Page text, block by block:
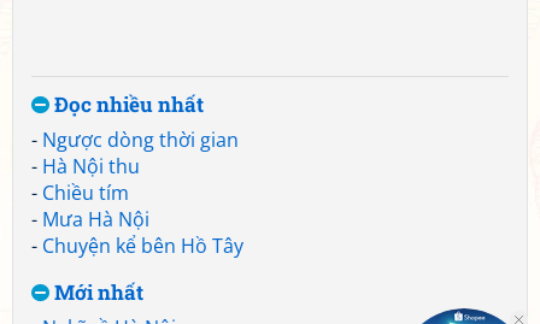
Đọc nhiều nhất
- Ngược dòng thời gian
- Hà Nội thu
- Chiều tím
- Mưa Hà Nội
- Chuyện kể bên Hồ Tây
Mới nhất